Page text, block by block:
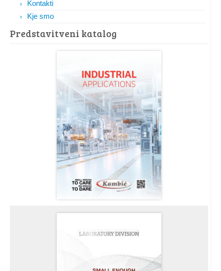
Kontakti
Kje smo
Predstavitveni katalog​​